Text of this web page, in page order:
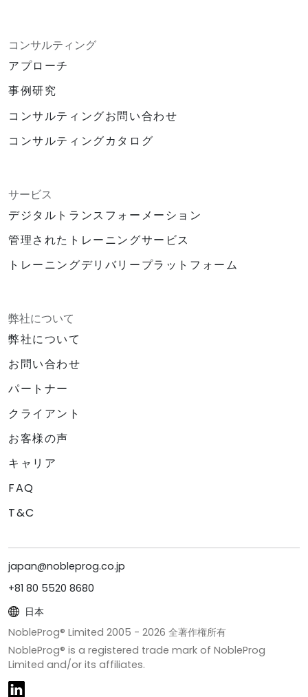
コンサルティング
アプローチ
事例研究
コンサルティングお問い合わせ
コンサルティングカタログ
サービス
デジタルトランスフォーメーション
管理されたトレーニングサービス
トレーニングデリバリープラットフォーム
弊社について
弊社について
お問い合わせ
パートナー
クライアント
お客様の声
キャリア
FAQ
T&C
japan@nobleprog.co.jp
+81 80 5520 8680
日本
NobleProg® Limited 2005 - 2026 全著作権所有
NobleProg® is a registered trade mark of NobleProg
Limited and/or its affiliates.